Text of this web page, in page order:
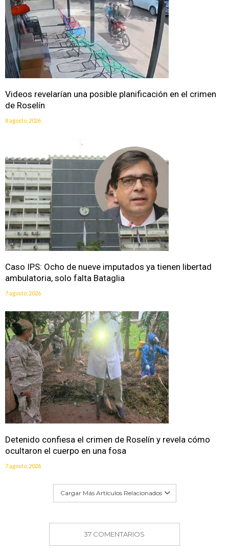
Videos revelarían una posible planificación en el crimen
de Roselín
8 agosto, 2026
Caso IPS: Ocho de nueve imputados ya tienen libertad
ambulatoria, solo falta Bataglia
7 agosto, 2026
Detenido confiesa el crimen de Roselín y revela cómo
ocultaron el cuerpo en una fosa
7 agosto, 2026
Cargar Más Artículos Relacionados
37 COMENTARIOS